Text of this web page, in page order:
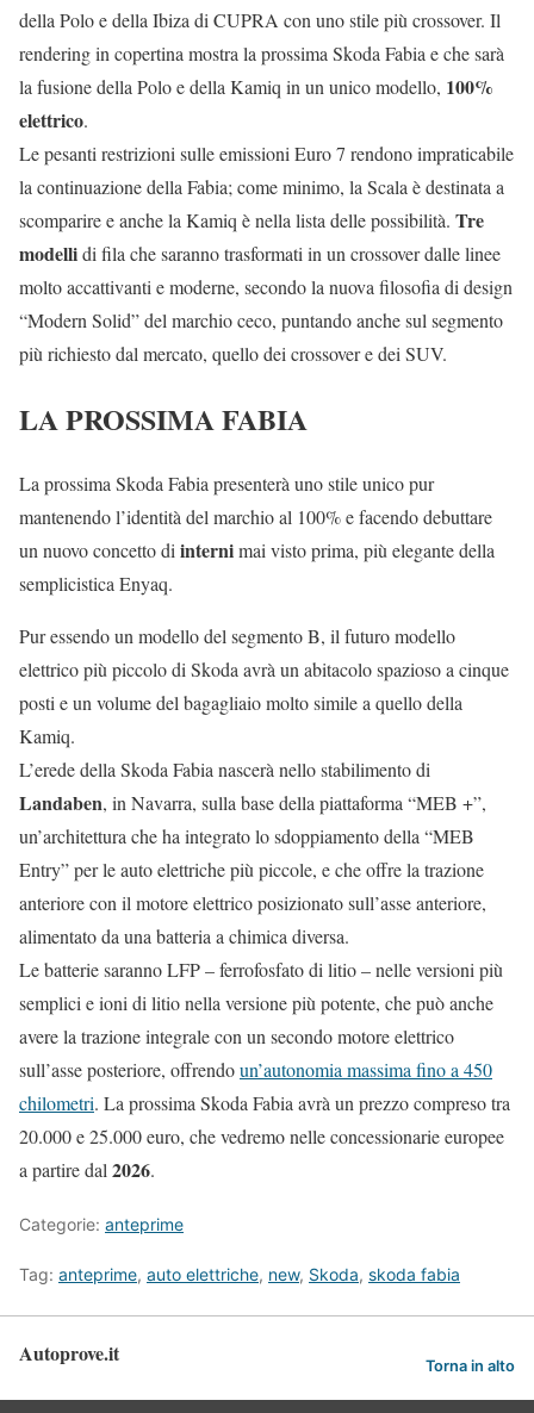
della Polo e della Ibiza di CUPRA con uno stile più crossover. Il
rendering in copertina mostra la prossima Skoda Fabia e che sarà
la fusione della Polo e della Kamiq in un unico modello, 100%
elettrico.
Le pesanti restrizioni sulle emissioni Euro 7 rendono impraticabile
la continuazione della Fabia; come minimo, la Scala è destinata a
scomparire e anche la Kamiq è nella lista delle possibilità. Tre
modellidi fila che saranno trasformati in un crossover dalle linee
molto accattivanti e moderne, secondo la nuova filosofia di design
“Modern Solid” del marchio ceco, puntando anche sul segmento
più richiesto dal mercato, quello dei crossover e dei SUV.
LA PROSSIMA FABIA
La prossima Skoda Fabia presenterà uno stile unico pur
mantenendo l’identità del marchio al 100% e facendo debuttare
un nuovo concetto diinternimai visto prima, più elegante della
semplicistica Enyaq.
Pur essendo un modello del segmento B, il futuro modello
elettrico più piccolo di Skoda avrà un abitacolo spazioso a cinque
posti e un volume del bagagliaio molto simile a quello della
Kamiq.
L’erede della Skoda Fabia nascerà nello stabilimento di
Landaben, in Navarra, sulla base della piattaforma “MEB +”,
un’architettura che ha integrato lo sdoppiamento della “MEB
Entry” per le auto elettriche più piccole, e che offre la trazione
anteriore con il motore elettrico posizionato sull’asse anteriore,
alimentato da una batteria a chimica diversa.
Le batterie saranno LFP – ferrofosfato di litio – nelle versioni più
semplici e ioni di litio nella versione più potente, che può anche
avere la trazione integrale con un secondo motore elettrico
sull’asse posteriore, offrendoun’autonomia massima fino a 450
chilometri. La prossima Skoda Fabia avrà un prezzo compreso tra
20.000 e 25.000 euro, che vedremo nelle concessionarie europee
a partire dal2026.
Categorie: anteprime
Tag: anteprime, auto elettriche, new, Skoda, skoda fabia
Autoprove.it Torna in alto